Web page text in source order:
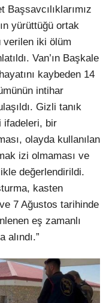
yürüttüğü ortak
verilen iki ölüm
Van’ın Başkale
kaybeden 14
intihar
Gizli tanık
ifadeleri, bir
olayda kullanılan
izi olmaması ve
değerlendirildi.
kasten
7 Ağustos tarihinde
eş zamanlı